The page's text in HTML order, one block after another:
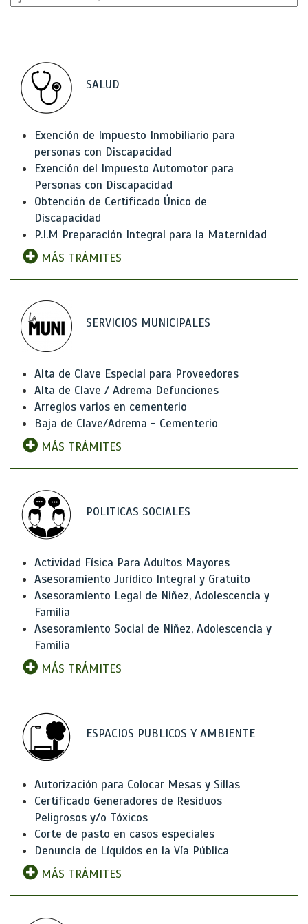
SALUD
Exención de Impuesto Inmobiliario para
personas con Discapacidad
Exención del Impuesto Automotor para
Personas con Discapacidad
Obtención de Certificado Único de
Discapacidad
P.I.M Preparación Integral para la Maternidad
MÁS TRÁMITES
SERVICIOS MUNICIPALES
Alta de Clave Especial para Proveedores
Alta de Clave / Adrema Defunciones
Arreglos varios en cementerio
Baja de Clave/Adrema - Cementerio
MÁS TRÁMITES
POLITICAS SOCIALES
Actividad Física Para Adultos Mayores
Asesoramiento Jurídico Integral y Gratuito
Asesoramiento Legal de Niñez, Adolescencia y
Familia
Asesoramiento Social de Niñez, Adolescencia y
Familia
MÁS TRÁMITES
ESPACIOS PUBLICOS Y AMBIENTE
Autorización para Colocar Mesas y Sillas
Certificado Generadores de Residuos
Peligrosos y/o Tóxicos
Corte de pasto en casos especiales
Denuncia de Líquidos en la Vía Pública
MÁS TRÁMITES